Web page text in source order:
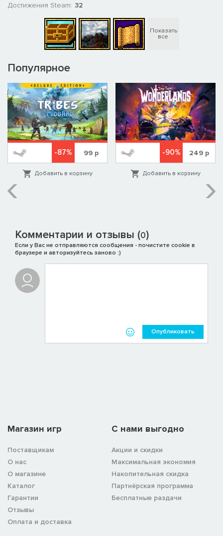
Достижения Steam: 32
Показать
все
Популярное
-87% 99р
Добавить в корзину
-90% 249р
Добавить в корзину
Комментарии и отзывы (0)
Если у Вас не отправляются сообщения - почистите cookie в
браузере и авторизуйтесь заново :)
Опубликовать
Магазин игр
Поставщикам
О нас
О магазине
Каталог
Гарантии
Отзывы
Оплата и доставка
C нами выгодно
Акции и скидки
Максимальная экономия
Накопительная скидка
Партнёрская программа
Бесплатные раздачи